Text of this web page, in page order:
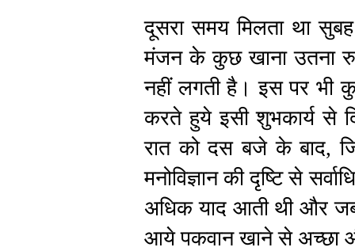
दूसरा समय मिलता था
मंजन के कुछ खाना उतना
नहीं लगती है। इस पर भी
करते हुये इसी शुभकार्य से
रात को दस बजे के बाद,
मनोविज्ञान की दृष्टि से
अधिक याद आती थी और
आये पकवान खाने से अच्छा